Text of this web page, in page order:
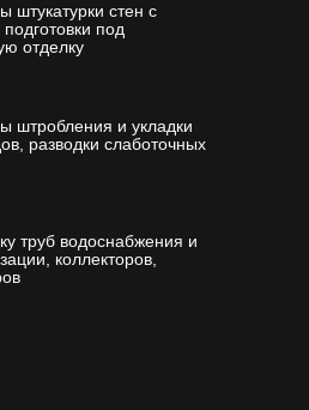
труб водоснабжения и
коллекторов,
штробления и укладки
разводки слаботочных
штукатурки стен с
под
отделку